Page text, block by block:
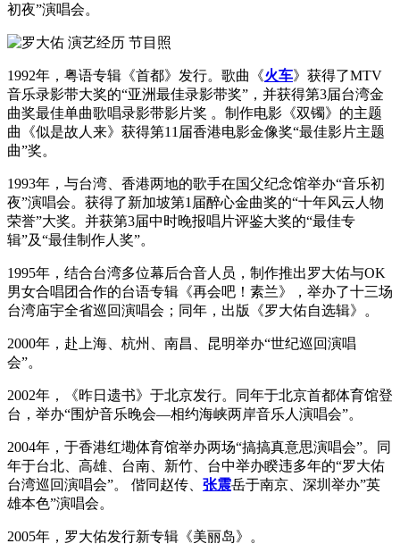
初夜”演唱会。
1992年，粤语专辑《首都》发行。歌曲《火车》获得了MTV
音乐录影带大奖的“亚洲最佳录影带奖”，并获得第3届台湾金
曲奖最佳单曲歌唱录影带影片奖 。制作电影《双镯》的主题
曲《似是故人来》获得第11届香港电影金像奖“最佳影片主题
曲”奖。
1993年，与台湾、香港两地的歌手在国父纪念馆举办“音乐初
夜”演唱会。获得了新加坡第1届醉心金曲奖的“十年风云人物
荣誉”大奖。并获第3届中时晚报唱片评鉴大奖的“最佳专
辑”及“最佳制作人奖”。
1995年，结合台湾多位幕后合音人员，制作推出罗大佑与OK
男女合唱团合作的台语专辑《再会吧！素兰》，举办了十三场
台湾庙宇全省巡回演唱会；同年，出版《罗大佑自选辑》。
2000年，赴上海、杭州、南昌、昆明举办“世纪巡回演唱
会”。
2002年，《昨日遗书》于北京发行。同年于北京首都体育馆登
台，举办“围炉音乐晚会—相约海峡两岸音乐人演唱会”。
2004年，于香港红墈体育馆举办两场“搞搞真意思演唱会”。同
年于台北、高雄、台南、新竹、台中举办睽违多年的“罗大佑
台湾巡回演唱会”。 偕同赵传、 张震岳于南京、深圳举办”英
雄本色”演唱会。
2005年，罗大佑发行新专辑《美丽岛》。